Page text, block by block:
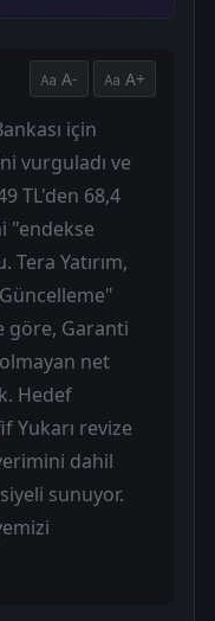
A- A+
için
vurguladı ve
TL'den 68,4
"endekse
Yatırım,
göre, Garanti
net
Hedef
Yukarı revize
dahil
sunuyor.